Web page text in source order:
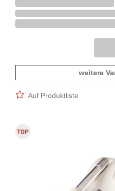
weitere
Auf Produktliste